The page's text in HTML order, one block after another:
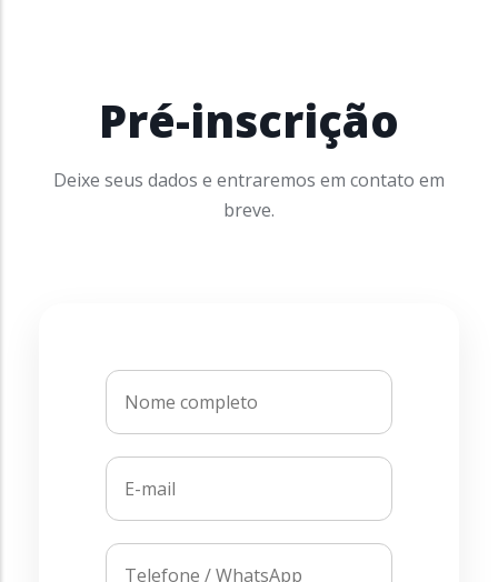
Pré-inscrição
Deixe seus dados e entraremos em contato em
breve.